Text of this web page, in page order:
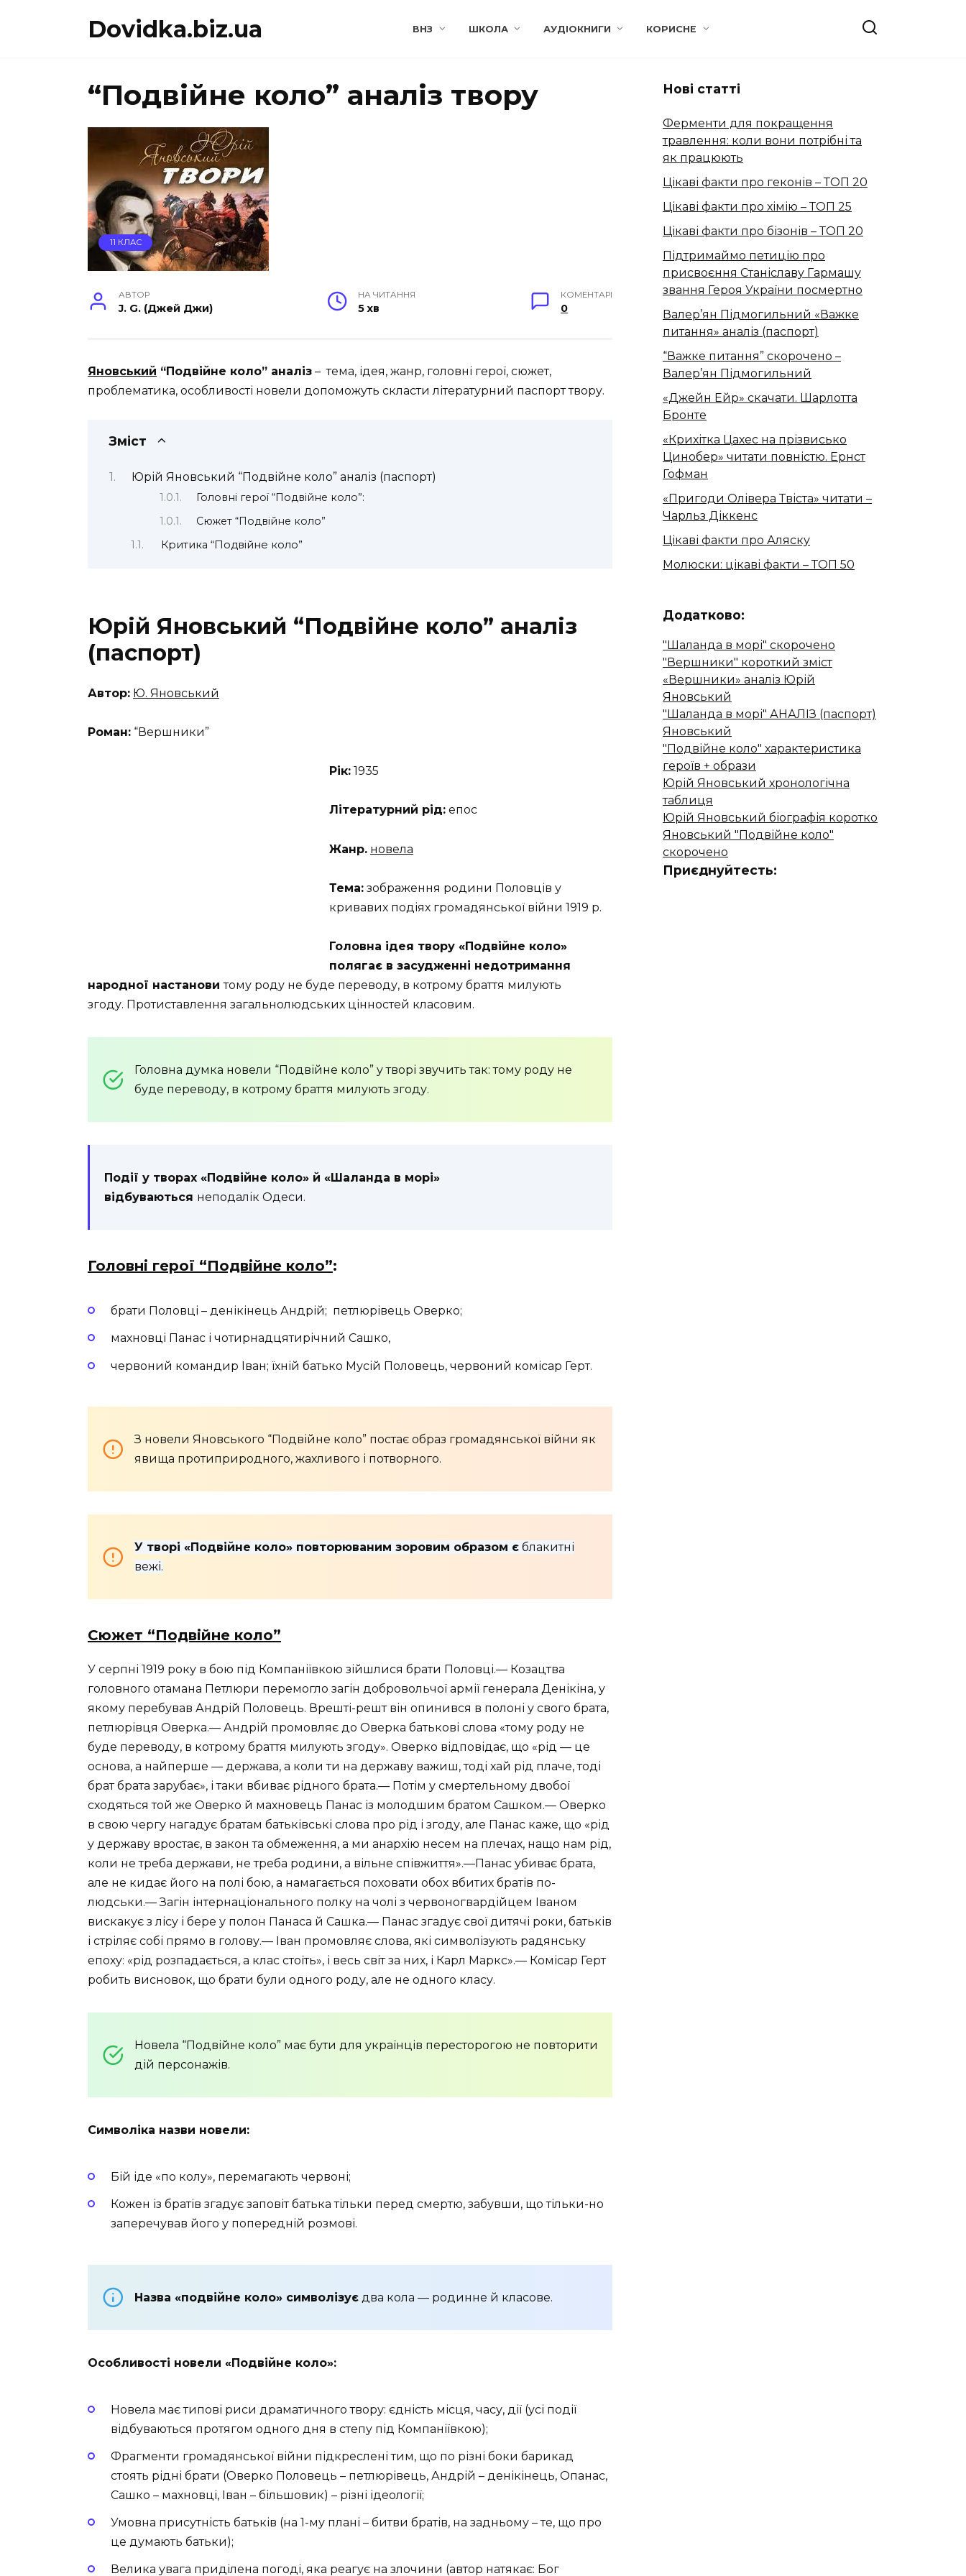
Dovidka.biz.ua ВНЗ ШКОЛА АУДІОКНИГИ КОРИСНЕ
“Подвійне коло” аналіз твору
11 КЛАС
АВТОР
J. G. (Джей Джи)
НА ЧИТАННЯ
5 хв
КОМЕНТАРІ
0
Яновський “Подвійне коло” аналіз – тема, ідея, жанр, головні герої, сюжет,
проблематика, особливості новели допоможуть скласти літературний паспорт твору.
Зміст
Юрій Яновський “Подвійне коло” аналіз (паспорт)
Головні герої “Подвійне коло”:
Сюжет “Подвійне коло”
Критика “Подвійне коло”
Юрій Яновський “Подвійне коло” аналіз
(паспорт)
Автор: Ю. Яновський
Роман: “Вершники”
Рік: 1935
Літературний рід: епос
Жанр. новела
Тема: зображення родини Половців у
кривавих подіях громадянської війни 1919 р.
Головна ідея твору «Подвійне коло»
полягає в засудженні недотримання
народної настановитому роду не буде переводу, в котрому браття милують
згоду. Протиставлення загальнолюдських цінностей класовим.
Головна думка новели “Подвійне коло” у творі звучить так: тому роду не
буде переводу, в котрому браття милують згоду.
Події у творах «Подвійне коло» й «Шаланда в морі»
відбуваються неподалік Одеси.
Головні герої “Подвійне коло”:
брати Половці – денікінець Андрій; петлюрівець Оверко;
махновці Панас і чотирнадцятирічний Сашко,
червоний командир Іван; їхній батько Мусій Половець, червоний комісар Герт.
З новели Яновського “Подвійне коло” постає образ громадянської війни як
явища протиприродного, жахливого і потворного.
У творі «Подвійне коло» повторюваним зоровим образом є блакитні
вежі.
Сюжет “Подвійне коло”
У серпні 1919 року в бою під Компаніївкою зійшлися брати Половці.— Козацтва
головного отамана Петлюри перемогло загін добровольчої армії генерала Денікіна, у
якому перебував Андрій Половець. Врешті-решт він опинився в полоні у свого брата,
петлюрівця Оверка.— Андрій промовляє до Оверка батькові слова «тому роду не
буде переводу, в котрому браття милують згоду». Оверко відповідає, що «рід — це
основа, а найперше — держава, а коли ти на державу важиш, тоді хай рід плаче, тоді
брат брата зарубає», і таки вбиває рідного брата.— Потім у смертельному двобої
сходяться той же Оверко й махновець Панас із молодшим братом Сашком.— Оверко
в свою чергу нагадує братам батьківські слова про рід і згоду, але Панас каже, що «рід
у державу вростає, в закон та обмеження, а ми анархію несем на плечах, нащо нам рід,
коли не треба держави, не треба родини, а вільне співжиття».—Панас убиває брата,
але не кидає його на полі бою, а намагається поховати обох вбитих братів по-
людськи.— Загін інтернаціонального полку на чолі з червоногвардійцем Іваном
вискакує з лісу і бере у полон Панаса й Сашка.— Панас згадує свої дитячі роки, батьків
і стріляє собі прямо в голову.— Іван промовляє слова, які символізують радянську
епоху: «рід розпадається, а клас стоїть», і весь світ за них, і Карл Маркс».— Комісар Герт
робить висновок, що брати були одного роду, але не одного класу.
Новела “Подвійне коло” має бути для українців пересторогою не повторити
дій персонажів.
Символіка назви новели:
Бій іде «по колу», перемагають червоні;
Кожен із братів згадує заповіт батька тільки перед смертю, забувши, що тільки-но
заперечував його у попередній розмові.
Назва «подвійне коло» символізує два кола — родинне й класове.
Особливості новели «Подвійне коло»:
Новела має типові риси драматичного твору: єдність місця, часу, дії (усі події
відбуваються протягом одного дня в степу під Компаніївкою);
Фрагменти громадянської війни підкреслені тим, що по різні боки барикад
стоять рідні брати (Оверко Половець – петлюрівець, Андрій – денікінець, Опанас,
Сашко – махновці, Іван – більшовик) – різні ідеології;
Умовна присутність батьків (на 1-му плані – битви братів, на задньому – те, що про
це думають батьки);
Велика увага приділена погоді, яка реагує на злочини (автор натякає: Бог
Нові статті
Ферменти для покращення
травлення: коли вони потрібні та
як працюють
Цікаві факти про геконів – ТОП 20
Цікаві факти про хімію – ТОП 25
Цікаві факти про бізонів – ТОП 20
Підтримаймо петицію про
присвоєння Станіславу Гармашу
звання Героя України посмертно
Валер’ян Підмогильний «Важке
питання» аналіз (паспорт)
“Важке питання” скорочено –
Валер’ян Підмогильний
«Джейн Ейр» скачати. Шарлотта
Бронте
«Крихітка Цахес на прізвисько
Цинобер» читати повністю. Ернст
Гофман
«Пригоди Олівера Твіста» читати –
Чарльз Діккенс
Цікаві факти про Аляску
Молюски: цікаві факти – ТОП 50
Додатково:
"Шаланда в морі" скорочено
"Вершники" короткий зміст
«Вершники» аналіз Юрій
Яновський
"Шаланда в морі" АНАЛІЗ (паспорт)
Яновський
"Подвійне коло" характеристика
героїв + образи
Юрій Яновський хронологічна
таблиця
Юрій Яновський біографія коротко
Яновський "Подвійне коло"
скорочено
Приєднуйтесть: